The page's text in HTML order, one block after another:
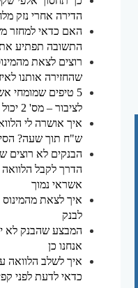
הדירה אחרי נזק
האם כדאי למחזר
התשובה תפתיע
רוצים לצאת
שהחזירה אותנו לאיזון
5 טיפים שמומחי
לציבור – מס' 2 יכול להציל אתכם
ש"ח תוך שעה?
הבנקים לא רוצים
הדרך לקבל הלוואה
אשראי נמוך
איך לצאת
לבנק
המבצע שהבנק לא
אנחנו כן
איך לשלב
כדאי לדעת לפני